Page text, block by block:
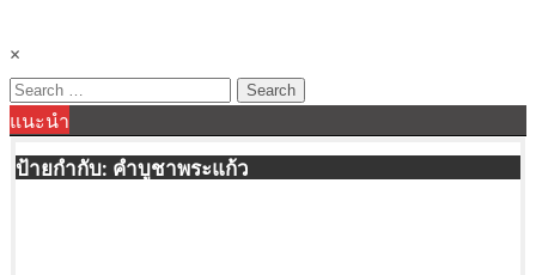
×
Search
for:
แนะนำ
ป้ายกำกับ: คำบูชาพระแก้ว